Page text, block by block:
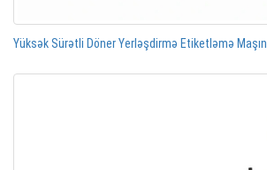
Yüksək Sürətli Döner Yerləşdirmə Etiketləmə Maşın